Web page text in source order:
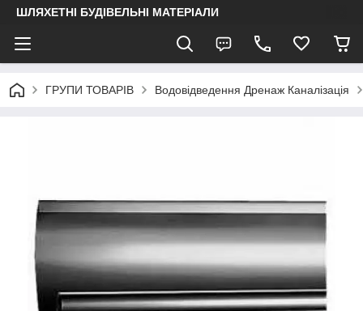
ШЛЯХЕТНІ БУДІВЕЛЬНІ МАТЕРІАЛИ
ГРУПИ ТОВАРІВ Водовідведення Дренаж Каналізація